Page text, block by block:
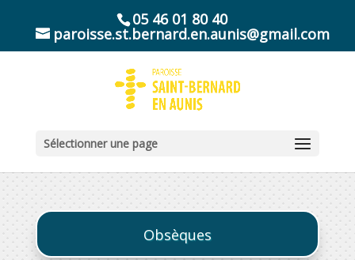
05 46 01 80 40
paroisse.st.bernard.en.aunis@gmail.com
Sélectionner une page
Obsèques